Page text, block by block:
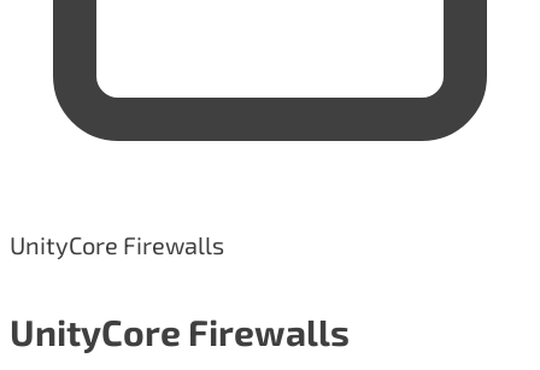
UnityCore Firewalls
UnityCore Firewalls